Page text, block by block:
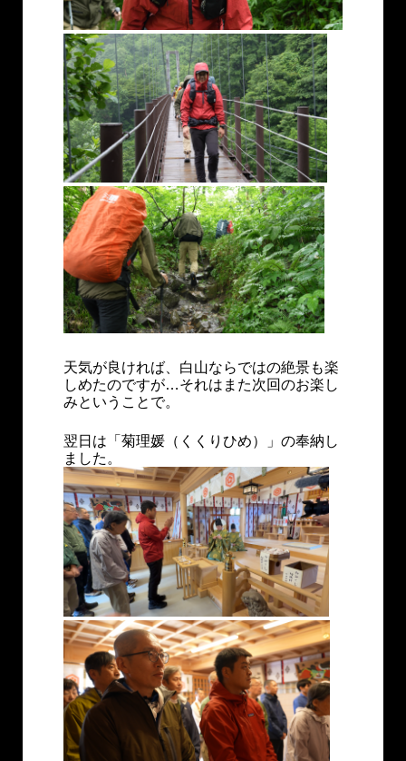
天気が良ければ、白山ならではの絶景も楽
しめたのですが…それはまた次回のお楽し
みということで。
翌日は「菊理媛（くくりひめ）」の奉納し
ました。